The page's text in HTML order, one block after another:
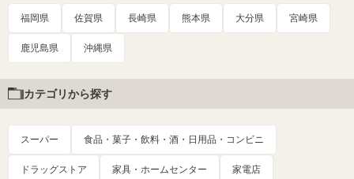
福岡県 佐賀県 長崎県 熊本県 大分県 宮崎県
鹿児島県 沖縄県
カテゴリから探す
スーパー 食品・菓子・飲料・酒・日用品・コンビニ
ドラッグストア 家具・ホームセンター 家電店